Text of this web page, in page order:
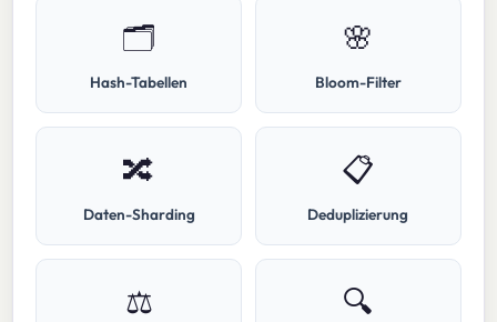
🗂️
Hash-Tabellen
🌸
Bloom-Filter
🔀
Daten-Sharding
📋
Deduplizierung
⚖️ 🔍